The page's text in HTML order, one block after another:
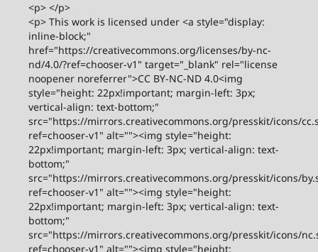
<p> </p>
<p> This work is licensed under <a style="display:
inline-block;"
href="https://creativecommons.org/licenses/by-nc-
nd/4.0/?ref=chooser-v1" target="_blank" rel="license
noopener noreferrer">CC BY-NC-ND 4.0<img
style="height: 22px!important; margin-left: 3px;
vertical-align: text-bottom;"
src="https://mirrors.creativecommons.org/presskit/icons/
ref=chooser-v1" alt=""><img style="height:
22px!important; margin-left: 3px; vertical-align: text-
bottom;"
src="https://mirrors.creativecommons.org/presskit/icons/
ref=chooser-v1" alt=""><img style="height:
22px!important; margin-left: 3px; vertical-align: text-
bottom;"
src="https://mirrors.creativecommons.org/presskit/icons/
ref=chooser-v1" alt=""><img style="height: